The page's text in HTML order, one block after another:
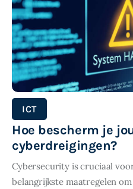
ICT
Hoe bescherm je
cyberdreigingen?
Cybersecurity is cruciaal
belangrijkste maatregelen